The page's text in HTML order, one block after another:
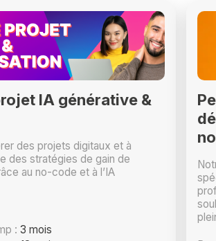
IA générative &
des projets digitaux et à
des stratégies de gain de
au no-code et à l’IA
: 3 mois